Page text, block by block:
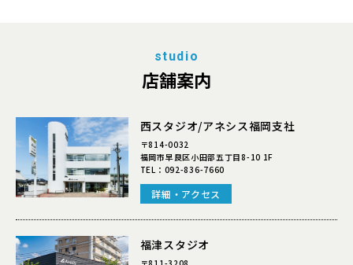
studio
店舗案内
西スタジオ/アネシス福岡支社
〒814-0032
福岡市早良区小田部五丁目8-10 1F
TEL： 092-836-7660
詳細・アクセス
福津スタジオ